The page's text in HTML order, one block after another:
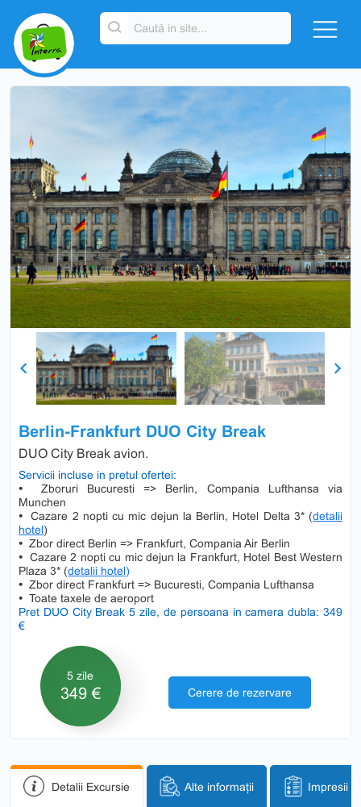
Berlin-Frankfurt DUO City Break
DUO City Break avion.
Servicii incluse in pretul ofertei:
• Zboruri Bucuresti => Berlin, Compania Lufthansa via
Munchen
• Cazare 2 nopti cu mic dejun la Berlin, Hotel Delta 3* (detalii
hotel)
• Zbor direct Berlin => Frankfurt, Compania Air Berlin
• Cazare 2 nopti cu mic dejun la Frankfurt, Hotel Best Western
Plaza 3* (detalii hotel)
• Zbor direct Frankfurt => Bucuresti, Compania Lufthansa
• Toate taxele de aeroport
Pret DUO City Break 5 zile, de persoana in camera dubla: 349
€
5 zile
349 € Cerere de rezervare
Previous Next
Detalii Excursie Alte informații Impresii